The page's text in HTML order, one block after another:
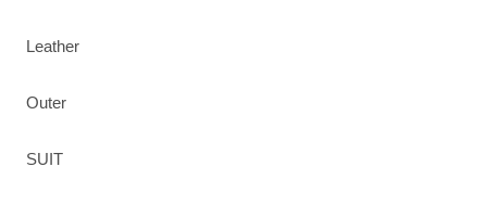
Leather
Outer
SUIT